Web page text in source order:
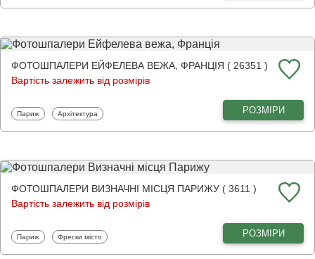
ФОТОШПАЛЕРИ ЕЙФЕЛЕВА ВЕЖА, ФРАНЦІЯ ( 26351 )
Вартість залежить від розмірів
Фотошпалери
Париж Фотошпалери
Архітектура РОЗМІРИ
ФОТОШПАЛЕРИ ВИЗНАЧНІ МІСЦЯ ПАРИЖУ ( 3611 )
Вартість залежить від розмірів
Фотошпалери
Париж Фотошпалери
Фрески місто РОЗМІРИ